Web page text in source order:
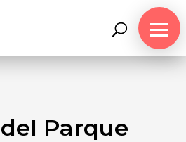
Parque